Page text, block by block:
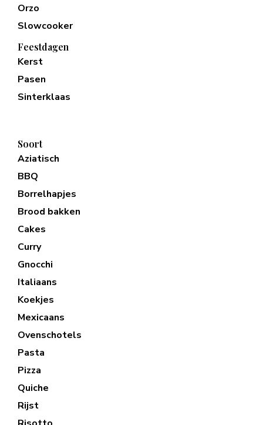
Orzo
Slowcooker
Feestdagen
Kerst
Pasen
Sinterklaas
Soort
Aziatisch
BBQ
Borrelhapjes
Brood bakken
Cakes
Curry
Gnocchi
Italiaans
Koekjes
Mexicaans
Ovenschotels
Pasta
Pizza
Quiche
Rijst